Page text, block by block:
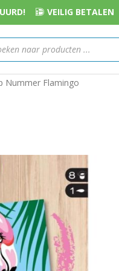
VEILIG BETALEN
Nummer Flamingo